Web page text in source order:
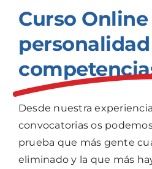
Curso
Desde nuestra
convocatorias os
prueba que más gente
eliminado y la que más